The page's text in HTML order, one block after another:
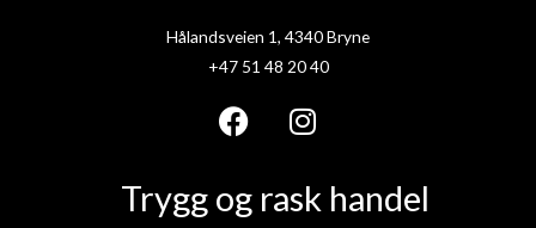
Hålandsveien 1, 4340 Bryne
+47 51 48 20 40
F
c
I
s
Trygg og rask handel